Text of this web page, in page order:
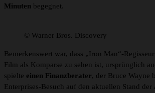
Minuten begegnet.
© Warner Bros. Discovery
Bemerkenswert war, dass „Iron Man“-
Film als Komparse zu sehen ist, ursprünglich
spielte einen Finanzberater, der Bruce Wayne
Enterprises-Besuch auf den aktuellen Stand der